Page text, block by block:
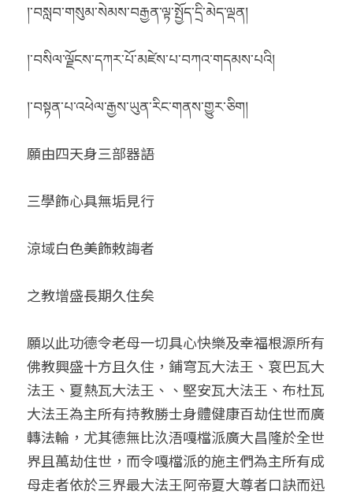
།་བསླབ་གསུམ་སེམས་བརྒྱན་ལྟ་སྤྱོད་དྲི་མེད་ལྡན།
།་བསིལ་ལྗོངས་དཀར་པོ་མཛེས་པ་བཀའ་གདམས་པའི།
།་བསྟན་པ་འཕེལ་རྒྱས་ཡུན་རིང་གནས་གྱུར་ཅིག།
願由四天身三部器語
三學飾心具無垢見行
涼域白色美飾敕誨者
之教增盛長期久住矣
願以此功德令老母一切具心快樂及幸福根源所有
佛教興盛十方且久住，鋪穹瓦大法王、袞巴瓦大
法王、夏熱瓦大法王、、堅安瓦大法王、布杜瓦
大法王為主所有持教勝士身體健康百劫住世而廣
轉法輪，尤其德無比汣浯嘎檔派廣大昌隆於全世
界且萬劫住世，而令嘎檔派的施主們為主所有成
母走者依於三界最大法王阿帝夏大尊者口訣而迅